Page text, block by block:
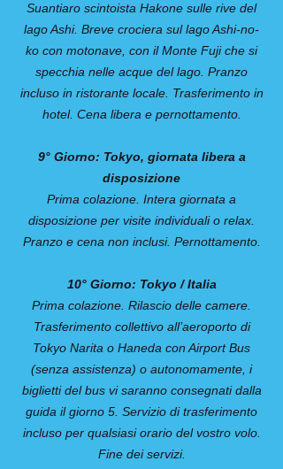
Suantiaro scintoista Hakone sulle rive del
lago Ashi. Breve crociera sul lago Ashi-no-
ko con motonave, con il Monte Fuji che si
specchia nelle acque del lago. Pranzo
incluso in ristorante locale. Trasferimento in
hotel. Cena libera e pernottamento.
9° Giorno: Tokyo, giornata libera a
disposizione
Prima colazione. Intera giornata a
disposizione per visite individuali o relax.
Pranzo e cena non inclusi. Pernottamento.
10° Giorno: Tokyo / Italia
Prima colazione. Rilascio delle camere.
Trasferimento collettivo all’aeroporto di
Tokyo Narita o Haneda con Airport Bus
(senza assistenza) o autonomamente, i
biglietti del bus vi saranno consegnati dalla
guida il giorno 5. Servizio di trasferimento
incluso per qualsiasi orario del vostro volo.
Fine dei servizi.